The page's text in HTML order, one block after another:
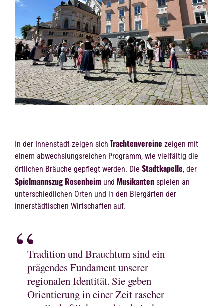
In der Innenstadt zeigen sich Trachtenvereine zeigen mit
einem abwechslungsreichen Programm, wie vielfältig die
örtlichen Bräuche gepflegt werden. Die Stadtkapelle, der
Spielmannszug Rosenheim und Musikanten spielen an
unterschiedlichen Orten und in den Biergärten der
innerstädtischen Wirtschaften auf.
Tradition und Brauchtum sind ein
prägendes Fundament unserer
regionalen Identität. Sie geben
Orientierung in einer Zeit rascher